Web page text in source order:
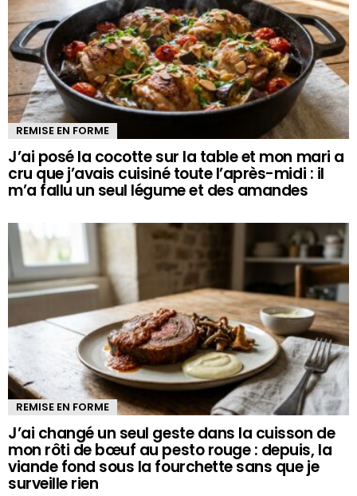
REMISE EN FORME
J’ai posé la cocotte sur la table et mon mari a
cru que j’avais cuisiné toute l’après-midi : il
m’a fallu un seul légume et des amandes
REMISE EN FORME
J’ai changé un seul geste dans la cuisson de
mon rôti de bœuf au pesto rouge : depuis, la
viande fond sous la fourchette sans que je
surveille rien